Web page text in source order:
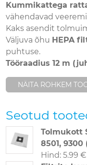
Kummikattega
vähendavad
Kaks asendit
Väljuva õhu HEPA
puhtuse.
Tööraadius 12 m
NÄITA ROHKEM
Seotud
Tolmukott
8501, 9300
Hind: 5.99 €